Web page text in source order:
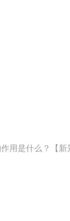
用是什么？【新